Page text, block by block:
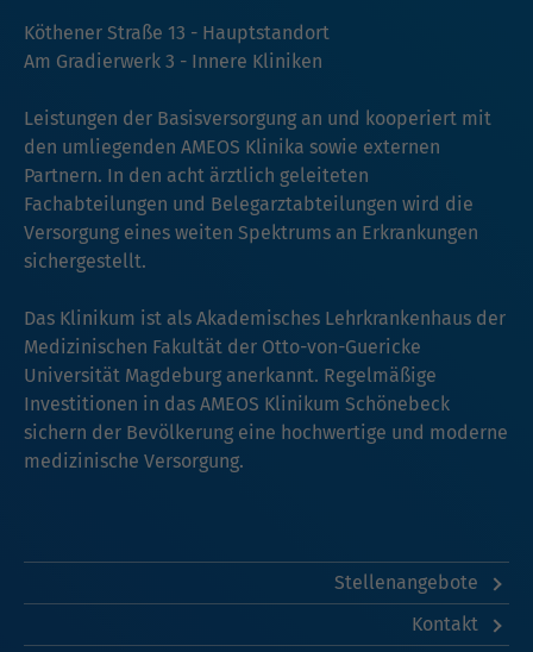
Köthener Straße 13 - Hauptstandort
Am Gradierwerk 3 - Innere Kliniken
Leistungen der Basisversorgung an und kooperiert mit
den umliegenden AMEOS Klinika sowie externen
Partnern. In den acht ärztlich geleiteten
Fachabteilungen und Belegarztabteilungen wird die
Versorgung eines weiten Spektrums an Erkrankungen
sichergestellt.
Das Klinikum ist als Akademisches Lehrkrankenhaus der
Medizinischen Fakultät der Otto-von-Guericke
Universität Magdeburg anerkannt. Regelmäßige
Investitionen in das AMEOS Klinikum Schönebeck
sichern der Bevölkerung eine hochwertige und moderne
medizinische Versorgung.
Stellenangebote
Kontakt